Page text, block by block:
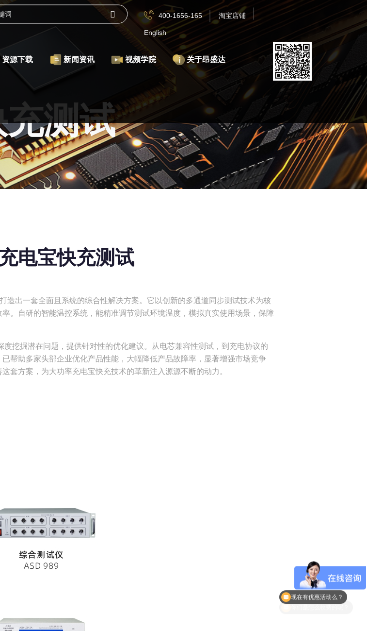
400-1656-165 淘宝店铺
English
资源下载 新闻资讯 视频学院 关于昂盛达
测试
电宝快充测试
造出一套全面且系统的综合性解决方案。它以创新的多通道同步测试技术为核
。自研的智能温控系统，能精准调节测试环境温度，模拟真实使用场景，保障
挖掘潜在问题，提供针对性的优化建议。从电芯兼容性测试，到充电协议的
帮助多家头部企业优化产品性能，大幅降低产品故障率，显著增强市场竞争
套方案，为大功率充电宝快充技术的革新注入源源不断的动力。
现在有优惠活动么？